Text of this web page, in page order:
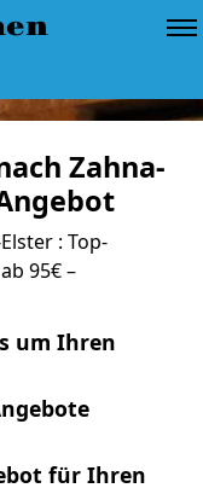
Zahna-
: Top-
95€ –
um Ihren
für Ihren